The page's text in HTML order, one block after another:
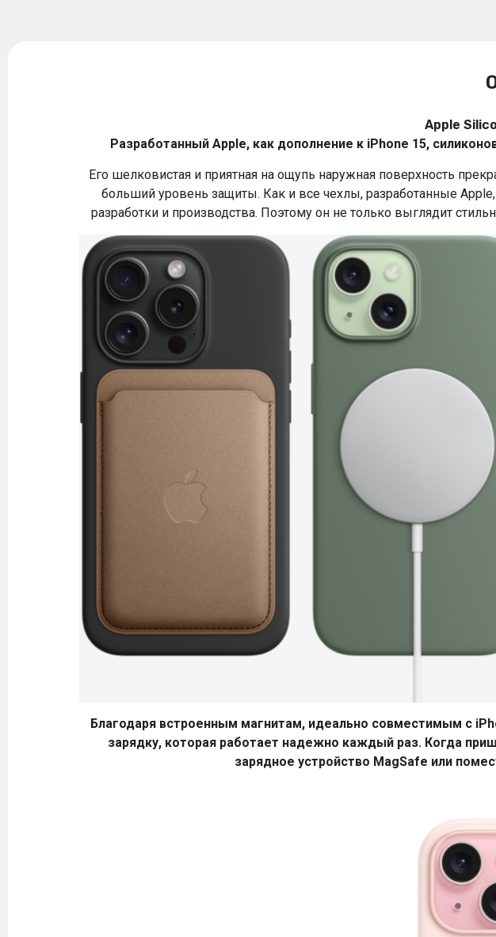
Apple
Разработанный Apple, как дополнение к iPhone 15,
Его шелковистая и приятная на ощупь наружная поверхность
больший уровень защиты. Как и все чехлы, разработанные
разработки и производства. Поэтому он не только выглядит
Благодаря встроенным магнитам, идеально совместимым с
зарядку, которая работает надежно каждый раз. Когда
зарядное устройство MagSafe или